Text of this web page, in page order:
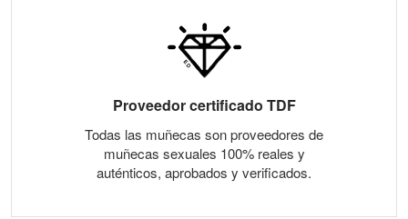
Proveedor certificado TDF
Todas las muñecas son proveedores de
muñecas sexuales 100% reales y
auténticos, aprobados y verificados.